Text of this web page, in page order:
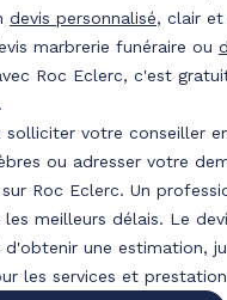
devis personnalisé, clair et
marbrerie funéraire ou
Roc Eclerc, c'est
solliciter votre conseiller
ou adresser votre
Roc Eclerc. Un
meilleurs délais. Le
d'obtenir une estimation,
les services et